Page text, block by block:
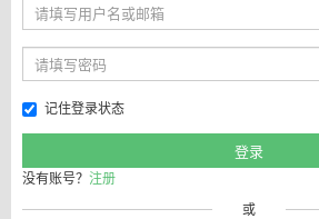
记住登录状态
没有账号？ 注册
或